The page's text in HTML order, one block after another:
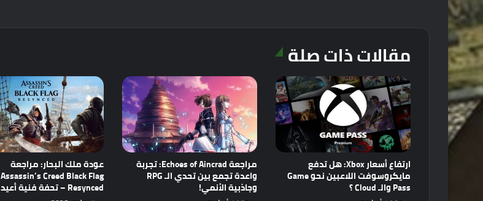
مقالات ذات صلة
ارتفاع أسعار Xbox: هل تدفع
مايكروسوفت اللاعبين نحو Game
Pass والـ Cloud ؟
مراجعة Echoes of Aincrad: تجربة
واعدة تجمع بين تحدي الـ RPG
وجاذبية الأنمي!
عودة ملك البحار: مراجعة
Assassin’s Creed Black Flag
Resynced – تحفة فنية أعيد إحياؤها!